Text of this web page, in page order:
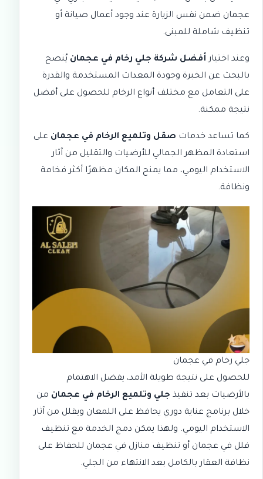
عجمان ضمن نفس الزيارة عند وجود أعمال صيانة أو
تنظيف شاملة للمبنى.
وعند اختيار أفضل شركة جلي رخام في عجمان يُنصح
بالبحث عن الخبرة وجودة المعدات المستخدمة والقدرة
على التعامل مع مختلف أنواع الرخام للحصول على أفضل
نتيجة ممكنة.
كما تساعد خدمات صقل وتلميع الرخام في عجمان على
استعادة المظهر الجمالي للأرضيات والتقليل من آثار
الاستخدام اليومي، مما يمنح المكان مظهرًا أكثر فخامة
ونظافة.
جلي رخام في عجمان
للحصول على نتيجة طويلة الأمد، يفضل الاهتمام
بالأرضيات بعد تنفيذ جلي وتلميع الرخام في عجمان من
خلال برنامج عناية دوري يحافظ على اللمعان ويقلل من آثار
الاستخدام اليومي. ولهذا يمكن دمج الخدمة مع تنظيف
فلل في عجمان أو تنظيف منازل في عجمان للحفاظ على
نظافة العقار بالكامل بعد الانتهاء من الجلي.